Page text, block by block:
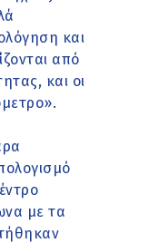
και
από
και οι
με τα